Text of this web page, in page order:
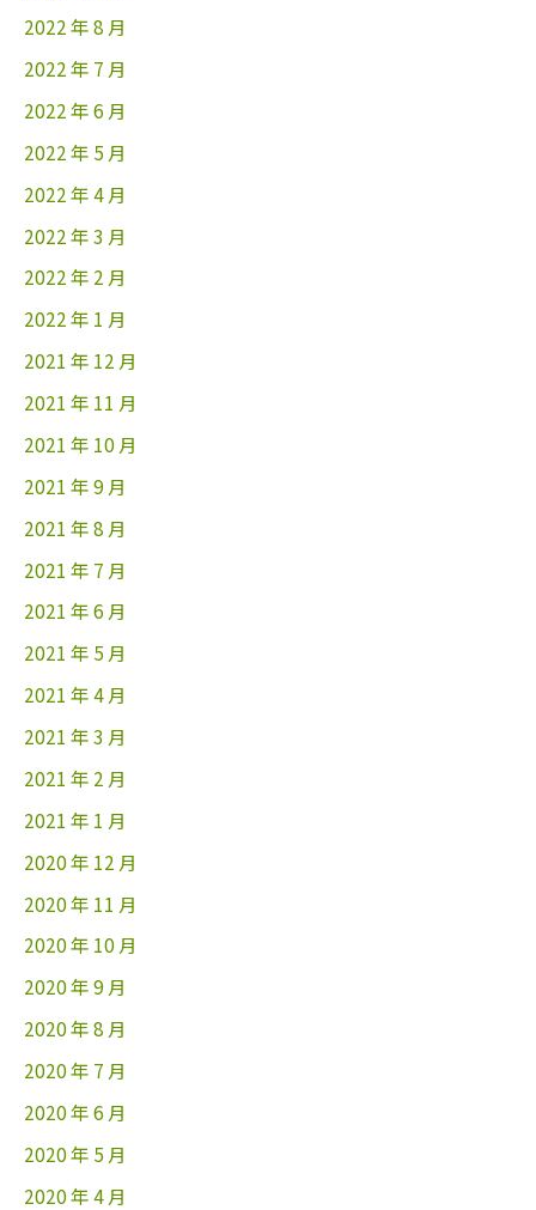
2022 年 8 月
2022 年 7 月
2022 年 6 月
2022 年 5 月
2022 年 4 月
2022 年 3 月
2022 年 2 月
2022 年 1 月
2021 年 12 月
2021 年 11 月
2021 年 10 月
2021 年 9 月
2021 年 8 月
2021 年 7 月
2021 年 6 月
2021 年 5 月
2021 年 4 月
2021 年 3 月
2021 年 2 月
2021 年 1 月
2020 年 12 月
2020 年 11 月
2020 年 10 月
2020 年 9 月
2020 年 8 月
2020 年 7 月
2020 年 6 月
2020 年 5 月
2020 年 4 月